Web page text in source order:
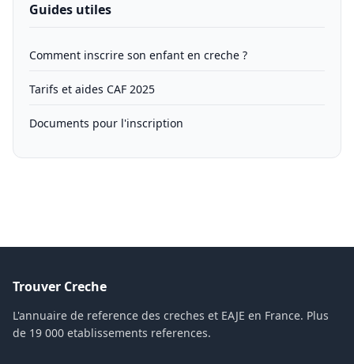
Guides utiles
Comment inscrire son enfant en creche ?
Tarifs et aides CAF 2025
Documents pour l'inscription
Trouver Creche
L'annuaire de reference des creches et EAJE en France. Plus
de 19 000 etablissements references.